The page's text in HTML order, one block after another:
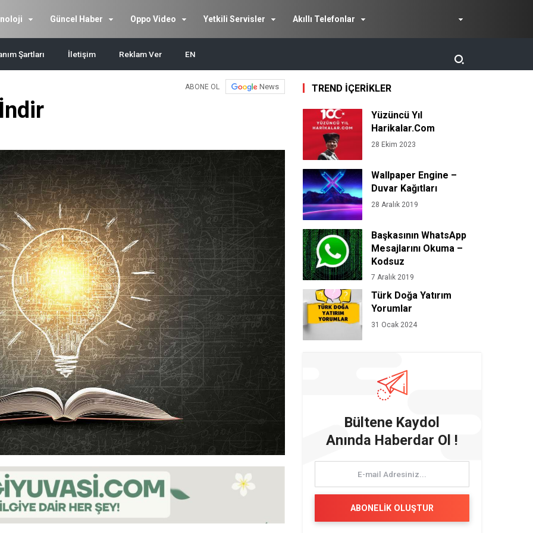
Güncel Haber Oppo Video Yetkili Servisler Akıllı Telefonlar
Şartları İletişim Reklam Ver EN
ABONE OL News TREND İÇERİKLER
Yüzüncü Yıl
Harikalar.Com
28 Ekim 2023
Wallpaper Engine –
Duvar Kağıtları
28 Aralık 2019
Başkasının WhatsApp
Mesajlarını Okuma –
Kodsuz
7 Aralık 2019
Türk Doğa Yatırım
Yorumlar
31 Ocak 2024
Bültene Kaydol
Anında Haberdar Ol !
ABONELİK OLUŞTUR